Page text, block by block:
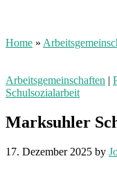
Home »
Arbeitsgemeinschaften |
Schulsozialarbeit
Marksuhler
17. Dezember 2025 by